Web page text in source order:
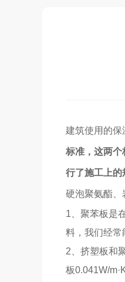
建筑使用的保
标准，这两个
行了施工上的
硬泡聚氨酯、
1、聚苯板是
料，我们经常
2、挤塑板和
板0.041W/